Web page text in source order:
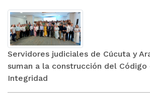
Servidores judiciales de Cúcuta y
suman a la construcción del Código
Integridad